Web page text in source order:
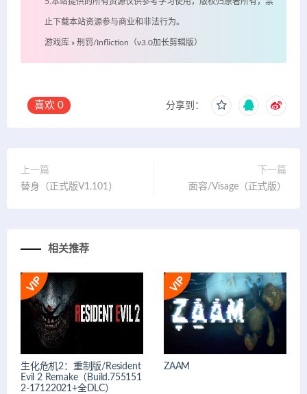
止下载本站资源参与商业和非法行为。
游戏库 » 刑罚/Infliction（v3.0加长剪辑版）
喜欢 0 分享到：
上一篇
替身（正式版V1.101）
下一篇
面容/Visage（正式版）
相关推荐
生化危机2：重制版/Resident
Evil 2 Remake（Build.755151
2-17122021+全DLC）
ZAAM